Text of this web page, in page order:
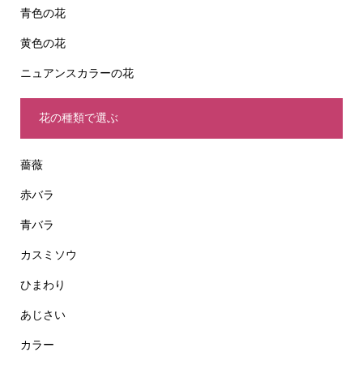
青色の花
黄色の花
ニュアンスカラーの花
花の種類で選ぶ
薔薇
赤バラ
青バラ
カスミソウ
ひまわり
あじさい
カラー